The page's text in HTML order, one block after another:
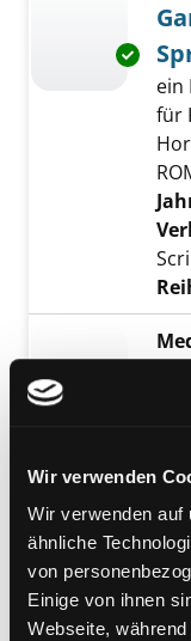
Wir verwenden
Wir verwenden auf
ähnliche
von
Einige von ihnen
Webseite,
ein
für